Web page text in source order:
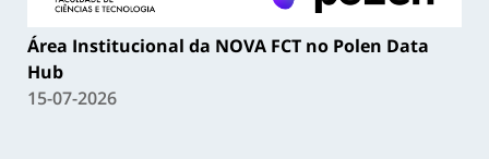
Área Institucional da NOVA FCT no Polen Data
Hub
15-07-2026